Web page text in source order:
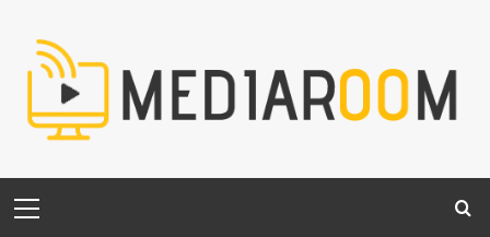
content
Menu